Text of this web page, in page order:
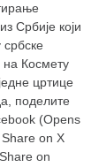
Србије који
србске
Космету
цртице
поделите
(Opens
on X
on